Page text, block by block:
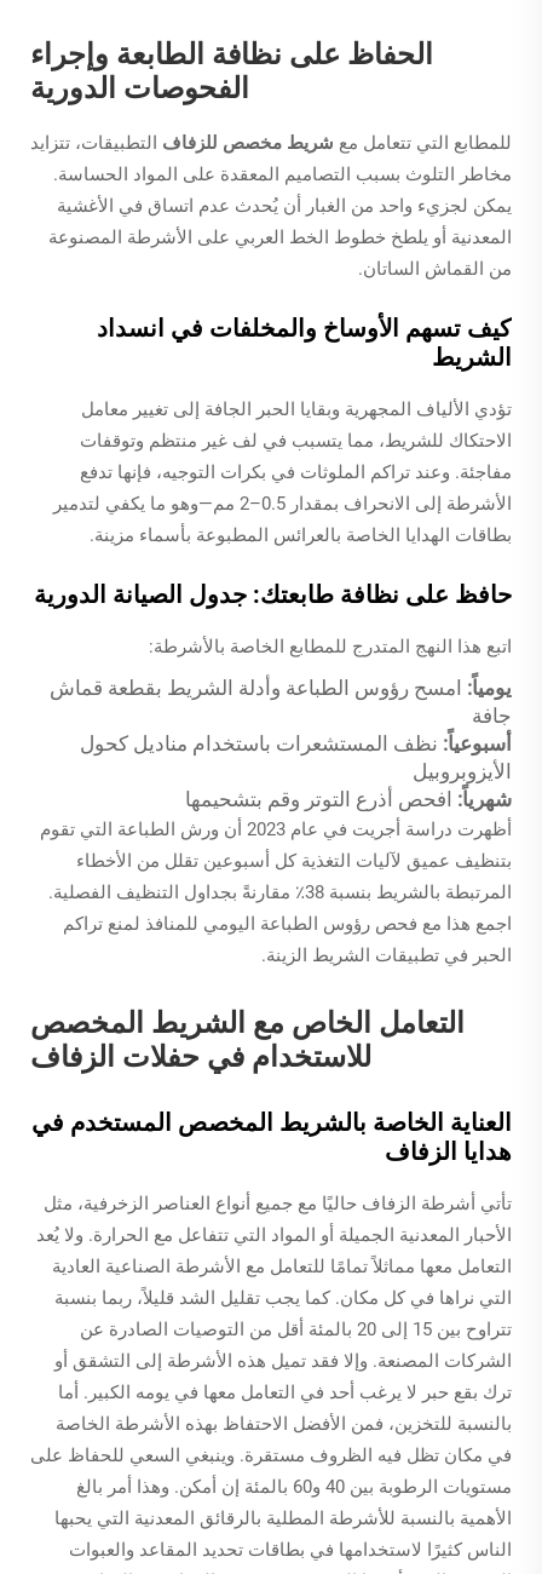
الحفاظ على نظافة الطابعة وإجراء
الفحوصات الدورية
للمطابع التي تتعامل مع شريط مخصص للزفاف التطبيقات، تتزايد
مخاطر التلوث بسبب التصاميم المعقدة على المواد الحساسة.
يمكن لجزيء واحد من الغبار أن يُحدث عدم اتساق في الأغشية
المعدنية أو يلطخ خطوط الخط العربي على الأشرطة المصنوعة
من القماش الساتان.
كيف تسهم الأوساخ والمخلفات في انسداد
الشريط
تؤدي الألياف المجهرية وبقايا الحبر الجافة إلى تغيير معامل
الاحتكاك للشريط، مما يتسبب في لف غير منتظم وتوقفات
مفاجئة. وعند تراكم الملوثات في بكرات التوجيه، فإنها تدفع
الأشرطة إلى الانحراف بمقدار 0.5–2 مم—وهو ما يكفي لتدمير
بطاقات الهدايا الخاصة بالعرائس المطبوعة بأسماء مزينة.
حافظ على نظافة طابعتك: جدول الصيانة الدورية
اتبع هذا النهج المتدرج للمطابع الخاصة بالأشرطة:
يومياً: امسح رؤوس الطباعة وأدلة الشريط بقطعة قماش
جافة
أسبوعياً: نظف المستشعرات باستخدام مناديل كحول
الأيزوبروبيل
شهرياً: افحص أذرع التوتر وقم بتشحيمها
أظهرت دراسة أجريت في عام 2023 أن ورش الطباعة التي تقوم
بتنظيف عميق لآليات التغذية كل أسبوعين تقلل من الأخطاء
المرتبطة بالشريط بنسبة 38٪ مقارنةً بجداول التنظيف الفصلية.
اجمع هذا مع فحص رؤوس الطباعة اليومي للمنافذ لمنع تراكم
الحبر في تطبيقات الشريط الزينة.
التعامل الخاص مع الشريط المخصص
للاستخدام في حفلات الزفاف
العناية الخاصة بالشريط المخصص المستخدم في
هدايا الزفاف
تأتي أشرطة الزفاف حاليًا مع جميع أنواع العناصر الزخرفية، مثل
الأحبار المعدنية الجميلة أو المواد التي تتفاعل مع الحرارة. ولا يُعد
التعامل معها مماثلاً تمامًا للتعامل مع الأشرطة الصناعية العادية
التي نراها في كل مكان. كما يجب تقليل الشد قليلاً، ربما بنسبة
تتراوح بين 15 إلى 20 بالمئة أقل من التوصيات الصادرة عن
الشركات المصنعة. وإلا فقد تميل هذه الأشرطة إلى التشقق أو
ترك بقع حبر لا يرغب أحد في التعامل معها في يومه الكبير. أما
بالنسبة للتخزين، فمن الأفضل الاحتفاظ بهذه الأشرطة الخاصة
في مكان تظل فيه الظروف مستقرة. وينبغي السعي للحفاظ على
مستويات الرطوبة بين 40 و60 بالمئة إن أمكن. وهذا أمر بالغ
الأهمية بالنسبة للأشرطة المطلية بالرقائق المعدنية التي يحبها
الناس كثيرًا لاستخدامها في بطاقات تحديد المقاعد والعبوات